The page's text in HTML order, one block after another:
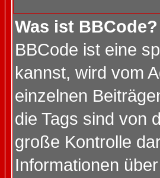
Was ist BBCode?
BBCode ist eine
kannst, wird vom
einzelnen
die Tags sind von
große Kontrolle
Informationen